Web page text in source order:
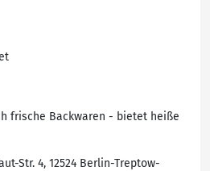
frische Backwaren - bietet heiße
Str. 4, 12524 Berlin-Treptow-